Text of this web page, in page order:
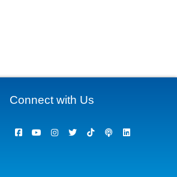
Connect with Us